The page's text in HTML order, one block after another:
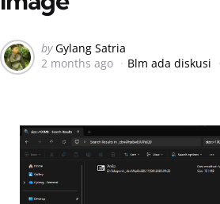
Posted
by
by Gylang Satria
2 months ago
Blm ada diskusi